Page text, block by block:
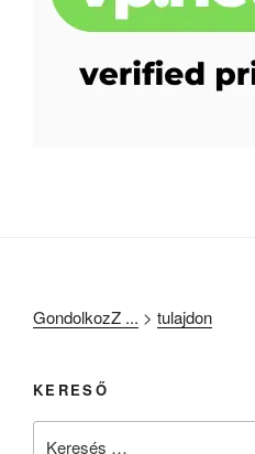
GondolkozZ ... > tulajdon
KERESŐ